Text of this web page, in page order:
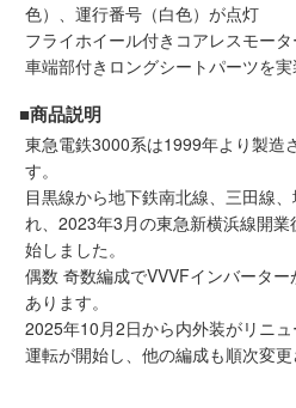
ご注文方法
ヘルプページ
お問い合せ
ログイン/マイページ
お気に入りリスト
新規会員登録
色）、運行番号（白色）が点灯
フライホイール付きコアレスモー
車端部付きロングシートパーツを実
■商品説明
東急電鉄3000系は1999年より製造
す。
目黒線から地下鉄南北線、三田線
れ、2023年3月の東急新横浜線開
始しました。
偶数 奇数編成でVVVFインバータ
あります。
2025年10月2日から内外装がリニ
運転が開始し、他の編成も順次変更